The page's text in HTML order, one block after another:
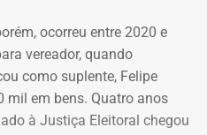
bens declarados por Rafael
1.504.447,49, passando
R$ 1,69 milhão em 2026.
críticas da comunidade
que estavam aqui, e disse
instituir um comitê paras
a nova pasta”, explicou
ocorreu entre 2020 e
vereador, quando
como suplente, Felipe
mil em bens. Quatro anos
à Justiça Eleitoral chegou